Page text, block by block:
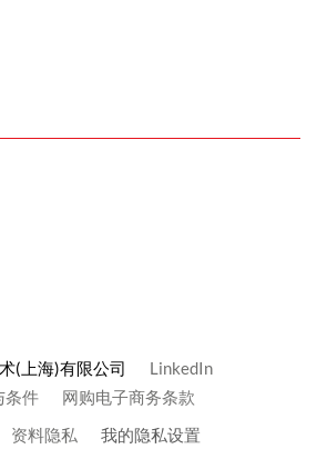
(上海)有限公司
LinkedIn
条件
网购电子商务条款
资料隐私 我的隐私设置